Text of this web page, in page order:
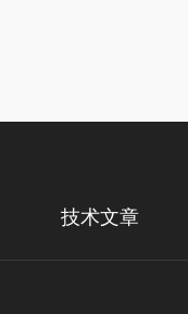
技术文章